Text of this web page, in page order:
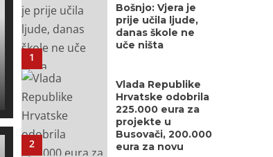
1
Bošnjo: Vjera je
prije učila ljude,
danas škole ne
uče ništa
2
Vlada Republike
Hrvatske odobrila
225.000 eura za
projekte u
Busovači, 200.000
eura za novu